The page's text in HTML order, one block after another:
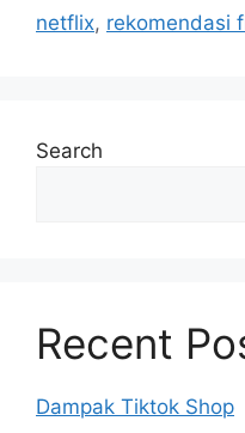
netflix, rekomendasi
Search
Recent
Dampak Tiktok Shop